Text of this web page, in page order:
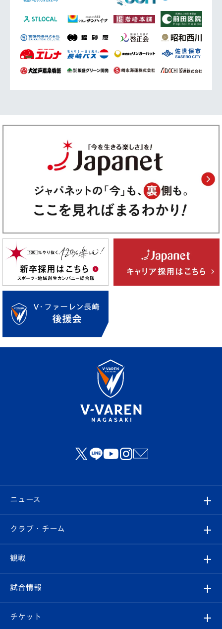
ニュース
すべて
クラブ
試合情報
クラブ・チーム
クラブ概要
観戦
観戦ルール
試合情報
試合日程/結果
チケット